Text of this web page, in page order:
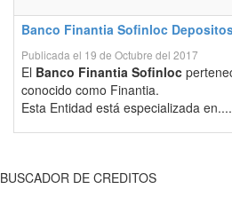
Banco Finantia Sofinloc
Publicada el 19 de Octubre del 2017
El Banco Finantia Sofinloc
conocido como Finantia.
Esta Entidad está especializada
BUSCADOR DE CREDITOS